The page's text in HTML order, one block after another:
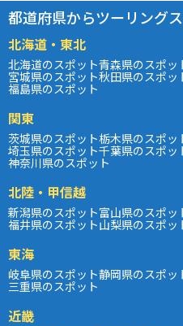
都道府県からツーリング
北海道・東北
北海道のスポット青森県のスポッ
宮城県のスポット秋田県のスポッ
福島県のスポット
関東
茨城県のスポット栃木県のスポッ
埼玉県のスポット千葉県のスポッ
神奈川県のスポット
北陸・甲信越
新潟県のスポット富山県のスポッ
福井県のスポット山梨県のスポッ
東海
岐阜県のスポット静岡県のスポッ
三重県のスポット
近畿